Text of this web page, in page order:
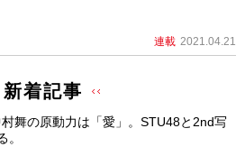
連載 2021.04.21
新着記事
舞の原動力は「愛」。STU48と2nd写
。